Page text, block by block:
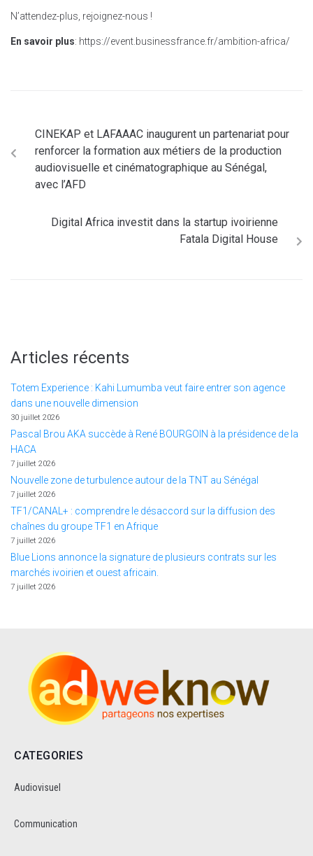
N’attendez-plus, rejoignez-nous !
En savoir plus: https://event.businessfrance.fr/ambition-africa/
CINEKAP et LAFAAAC inaugurent un partenariat pour
renforcer la formation aux métiers de la production
audiovisuelle et cinématographique au Sénégal,
avec l’AFD
Digital Africa investit dans la startup ivoirienne
Fatala Digital House
Articles récents
Totem Experience : Kahi Lumumba veut faire entrer son agence
dans une nouvelle dimension
30 juillet 2026
Pascal Brou AKA succède à René BOURGOIN à la présidence de la
HACA
7 juillet 2026
Nouvelle zone de turbulence autour de la TNT au Sénégal
7 juillet 2026
TF1/CANAL+ : comprendre le désaccord sur la diffusion des
chaînes du groupe TF1 en Afrique
7 juillet 2026
Blue Lions annonce la signature de plusieurs contrats sur les
marchés ivoirien et ouest africain.
7 juillet 2026
CATEGORIES
Audiovisuel
Communication